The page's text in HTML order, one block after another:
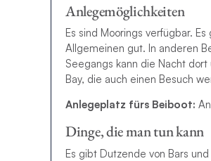
Anlegemöglichkeiten
Es sind Moorings verfügbar.
Allgemeinen gut. In anderen
Seegangs kann die Nacht
Bay, die auch einen Besuch
Anlegeplatz fürs Beiboot:
Dinge, die man tun kann
Es gibt Dutzende von Bars